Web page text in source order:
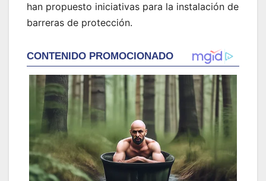
han propuesto iniciativas para la instalación de
barreras de protección.